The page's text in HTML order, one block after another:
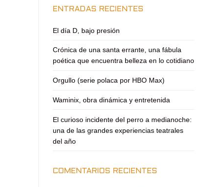
ENTRADAS RECIENTES
El día D, bajo presión
Crónica de una santa errante, una fábula
poética que encuentra belleza en lo cotidiano
Orgullo (serie polaca por HBO Max)
Waminix, obra dinámica y entretenida
El curioso incidente del perro a medianoche:
una de las grandes experiencias teatrales
del año
COMENTARIOS RECIENTES